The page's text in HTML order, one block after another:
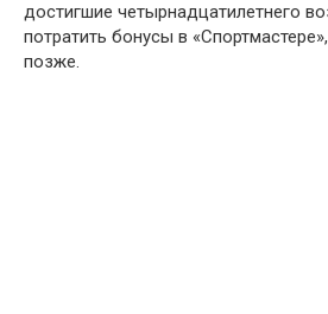
достигшие четырнадцатилетнего
потратить бонусы в
позже.